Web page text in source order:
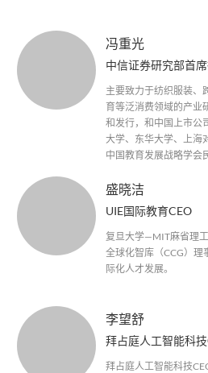
冯重光
中信证券研究部首
主要致力于纺织服装、
育等泛消费领域的产业
和发行，和中国上市公
大学、东华大学、上海
中国教育发展战略学会
盛晓洁
UIE国际教育CEO
复旦大学—MIT麻省理
全球化智库（CCG）理
际化人才发展。
李望舒
拜占庭人工智能科
拜占庭人工智能科技